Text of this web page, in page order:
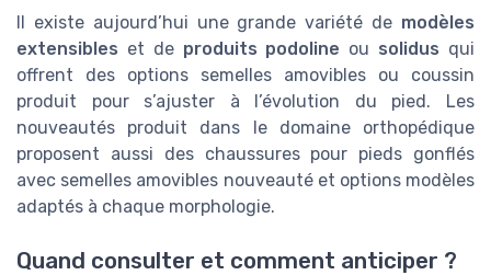
Il existe aujourd’hui une grande variété de modèles
extensibles et de produits podoline ou solidus qui
offrent des options semelles amovibles ou coussin
produit pour s’ajuster à l’évolution du pied. Les
nouveautés produit dans le domaine orthopédique
proposent aussi des chaussures pour pieds gonflés
avec semelles amovibles nouveauté et options modèles
adaptés à chaque morphologie.
Quand consulter et comment anticiper ?